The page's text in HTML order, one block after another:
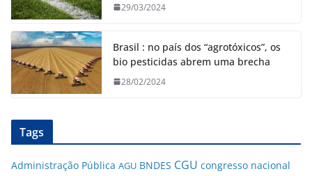
29/03/2024
Brasil : no país dos “agrotóxicos”, os
bio pesticidas abrem uma brecha
28/02/2024
Tags
Administração Pública AGU BNDES CGU congresso nacional